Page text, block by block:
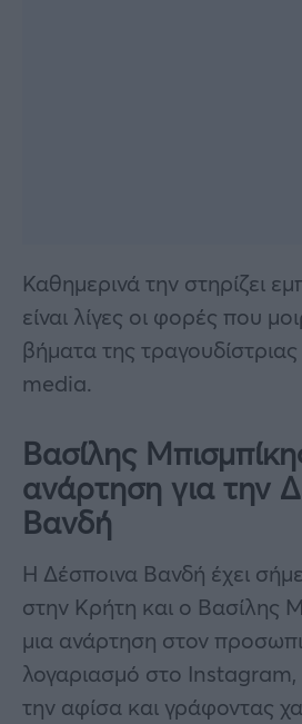
Καθημερινά την στηρίζει
είναι λίγες οι φορές που
βήματα της
media.
Βασίλης
ανάρτηση για την
Βανδή
Η Δέσποινα Βανδή έχει
στην Κρήτη και ο Βασίλης
μια ανάρτηση στον
λογαριασμό στο Instagram,
την αφίσα και γράφοντας